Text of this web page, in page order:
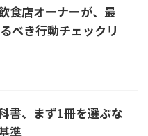
食店オーナーが、最
べき行動チェックリ
書、まず1冊を選ぶな
準